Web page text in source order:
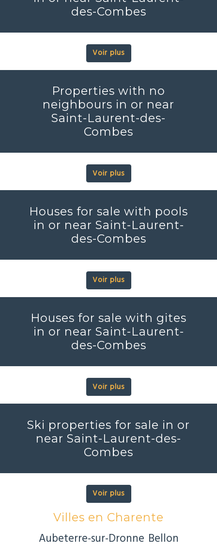
des-Combes
Voir plus
Properties with no
neighbours in or near
Saint-Laurent-des-
Combes
Voir plus
Houses for sale with pools
in or near Saint-Laurent-
des-Combes
Voir plus
Houses for sale with gites
in or near Saint-Laurent-
des-Combes
Voir plus
Ski properties for sale in or
near Saint-Laurent-des-
Combes
Voir plus
Villes en Charente
Aubeterre-sur-Dronne Bellon